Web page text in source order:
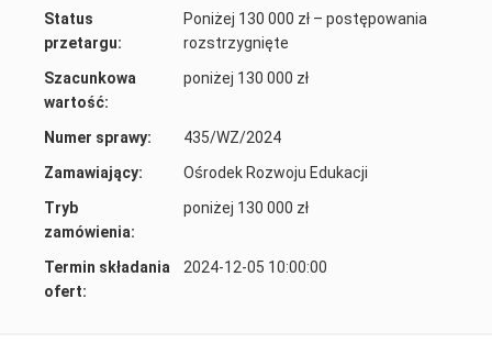
Status
przetargu:
Poniżej 130 000 zł – postępowania
rozstrzygnięte
Szacunkowa
wartość:
poniżej 130 000 zł
Numer sprawy:
435/WZ/2024
Zamawiający:
Ośrodek Rozwoju Edukacji
Tryb
zamówienia:
poniżej 130 000 zł
Termin składania
ofert:
2024-12-05 10:00:00